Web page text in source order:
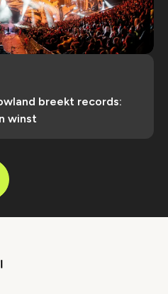
breekt records:
winst